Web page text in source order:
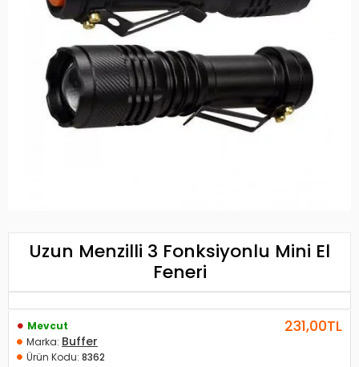
Uzun Menzilli 3 Fonksiyonlu Mini El
Feneri
231,00TL
Mevcut
Marka: Buffer
Ürün Kodu: 8362